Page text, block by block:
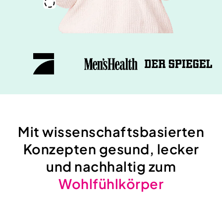
Mit wissenschaftsbasierten
Konzepten gesund, lecker
und nachhaltig zum
Wohlfühlkörper